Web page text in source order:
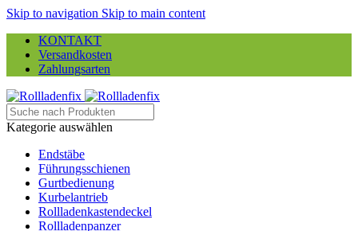
Skip to navigation Skip to main content
KONTAKT
Versandkosten
Zahlungsarten
Kategorie auswählen
Endstäbe
Führungsschienen
Gurtbedienung
Kurbelantrieb
Rollladenkastendeckel
Rollladenpanzer